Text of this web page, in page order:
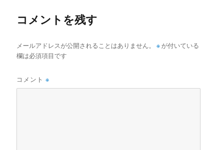
コメントを残す
メールアドレスが公開されることはありません。 ※ が付いている
欄は必須項目です
コメント※